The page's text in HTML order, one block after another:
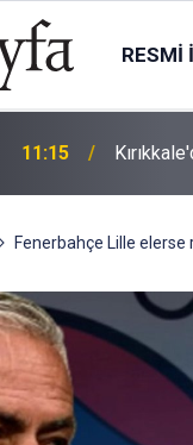
RESMI
11:15
Fenerbahçe Lille elerse